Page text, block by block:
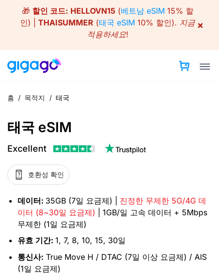
content
🎁 할인 코드: HELLOVN15(베트남 eSIM 15% 할
인) | THAISUMMER (태국 eSIM 10% 할인). 지금
적용하세요!
×
홈 / 목적지 / 태국
태국 eSIM
Excellent
호환성 확인
데이터: 35GB (7일 요금제) | 진정한 무제한 5G/4G 데
이터 (8~30일 요금제) | 1GB/일 고속 데이터 + 5Mbps
무제한 (1일 요금제)
유효 기간: 1, 7, 8, 10, 15, 30일
통신사: True Move H / DTAC (7일 이상 요금제) / AIS
(1일 요금제)